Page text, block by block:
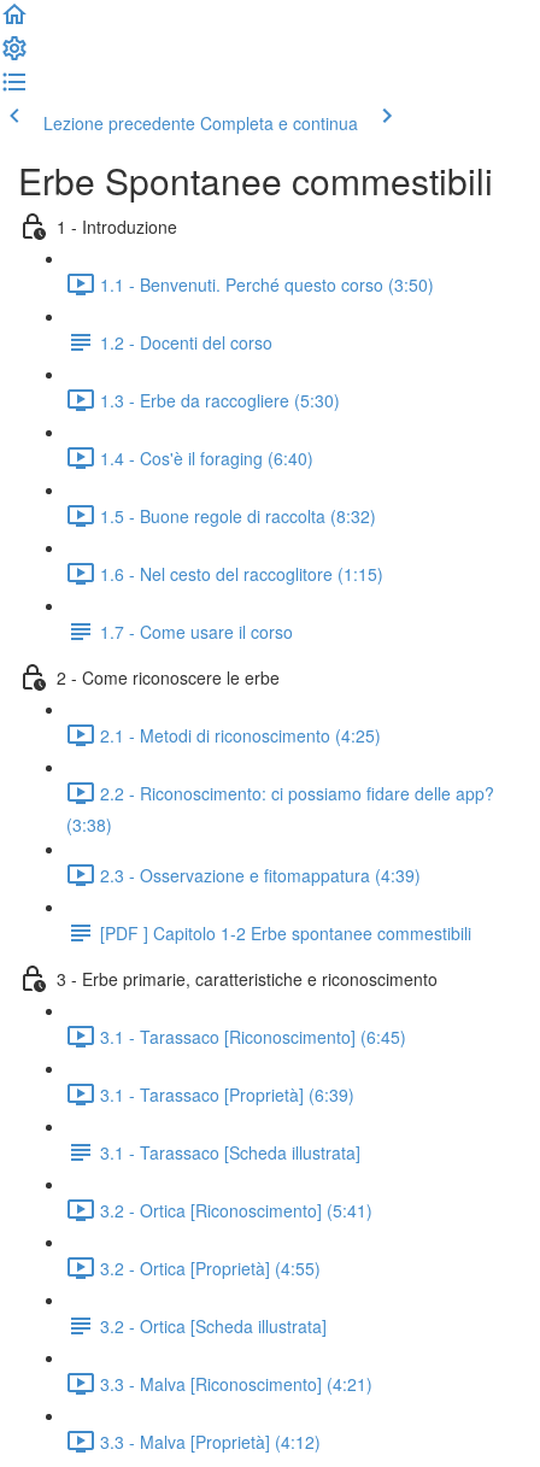
Lezione precedente Completa e continua
Erbe Spontanee commestibili
1 - Introduzione
1.1 - Benvenuti. Perché questo corso (3:50)
1.2 - Docenti del corso
1.3 - Erbe da raccogliere (5:30)
1.4 - Cos'è il foraging (6:40)
1.5 - Buone regole di raccolta (8:32)
1.6 - Nel cesto del raccoglitore (1:15)
1.7 - Come usare il corso
2 - Come riconoscere le erbe
2.1 - Metodi di riconoscimento (4:25)
2.2 - Riconoscimento: ci possiamo fidare delle app?
(3:38)
2.3 - Osservazione e fitomappatura (4:39)
[PDF ] Capitolo 1-2 Erbe spontanee commestibili
3 - Erbe primarie, caratteristiche e riconoscimento
3.1 - Tarassaco [Riconoscimento] (6:45)
3.1 - Tarassaco [Proprietà] (6:39)
3.1 - Tarassaco [Scheda illustrata]
3.2 - Ortica [Riconoscimento] (5:41)
3.2 - Ortica [Proprietà] (4:55)
3.2 - Ortica [Scheda illustrata]
3.3 - Malva [Riconoscimento] (4:21)
3.3 - Malva [Proprietà] (4:12)